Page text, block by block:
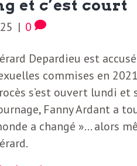
et c’est court
| 0
Depardieu est
commises en
s’est ouvert lundi et
Fanny Ardant a
a changé »… alors